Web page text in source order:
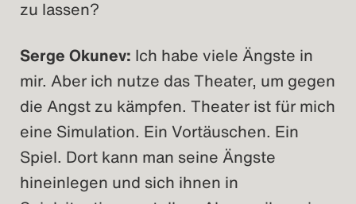
zu lassen?
Serge Okunev: Ich habe viele Ängste in
mir. Aber ich nutze das Theater, um gegen
die Angst zu kämpfen. Theater ist für mich
eine Simulation. Ein Vortäuschen. Ein
Spiel. Dort kann man seine Ängste
hineinlegen und sich ihnen in